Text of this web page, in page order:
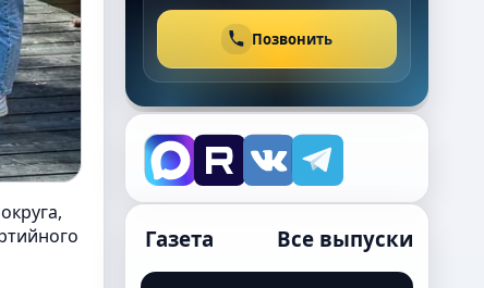
Позвонить
Газета Все выпуски